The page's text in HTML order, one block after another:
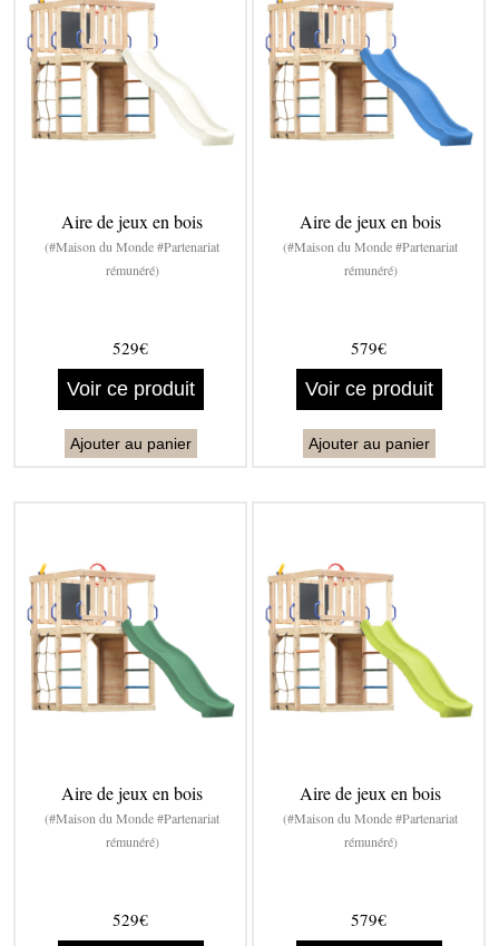
Aire de jeux en bois
(#Maison du Monde #Partenariat
rémunéré)
529€
Voir ce produit
Ajouter au panier
Aire de jeux en bois
(#Maison du Monde #Partenariat
rémunéré)
579€
Voir ce produit
Ajouter au panier
Aire de jeux en bois
(#Maison du Monde #Partenariat
rémunéré)
529€
Aire de jeux en bois
(#Maison du Monde #Partenariat
rémunéré)
579€